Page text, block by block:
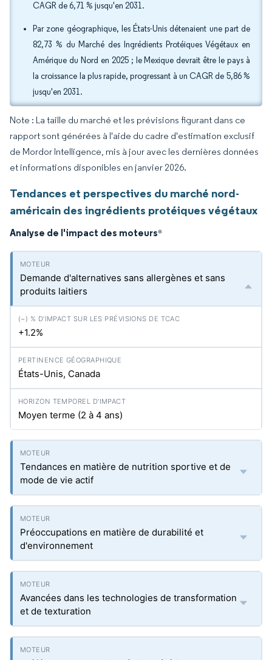
CAGR de 6,71 % jusqu'en 2031.
Par zone géographique, les États-Unis détenaient une part de
82,73 % du Marché des Ingrédients Protéiques Végétaux en
Amérique du Nord en 2025 ; le Mexique devrait être le pays à
la croissance la plus rapide, progressant à un CAGR de 5,86 %
jusqu'en 2031.
Note : La taille du marché et les prévisions figurant dans ce
rapport sont générées à l'aide du cadre d'estimation exclusif
de Mordor Intelligence, mis à jour avec les dernières données
et informations disponibles en janvier 2026.
Tendances et perspectives du marché nord-
américain des ingrédients protéiques végétaux
Analyse de l'impact des moteurs*
Demande d'alternatives sans allergènes et sans
produits laitiers
+1.2%
États-Unis, Canada
Moyen terme (2 à 4 ans)
Tendances en matière de nutrition sportive et de
mode de vie actif
Préoccupations en matière de durabilité et
d'environnement
Avancées dans les technologies de transformation
et de texturation